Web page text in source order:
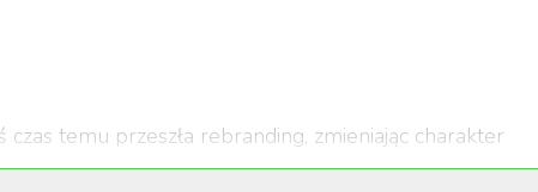
temu przeszła rebranding, zmieniając charakter
tym roku mielismy już okazje towarzyszyć jej w serii